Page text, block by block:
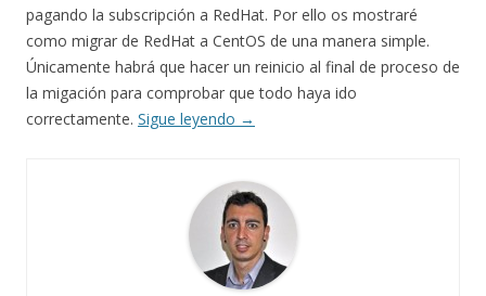
pagando la subscripción a RedHat. Por ello os mostraré
como migrar de RedHat a CentOS de una manera simple.
Únicamente habrá que hacer un reinicio al final de proceso de
la migación para comprobar que todo haya ido
correctamente. Sigue leyendo →